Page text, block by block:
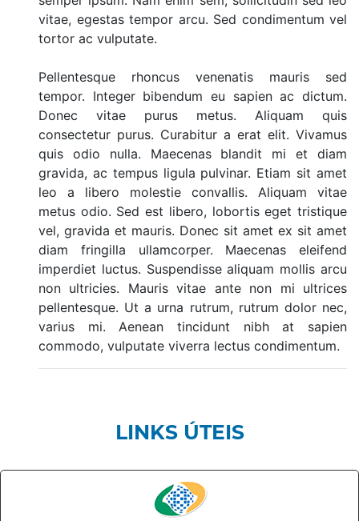
vitae, egestas tempor arcu. Sed condimentum vel
tortor ac vulputate.
Pellentesque rhoncus venenatis mauris sed
tempor. Integer bibendum eu sapien ac dictum.
Donec vitae purus metus. Aliquam quis
consectetur purus. Curabitur a erat elit. Vivamus
quis odio nulla. Maecenas blandit mi et diam
gravida, ac tempus ligula pulvinar. Etiam sit amet
leo a libero molestie convallis. Aliquam vitae
metus odio. Sed est libero, lobortis eget tristique
vel, gravida et mauris. Donec sit amet ex sit amet
diam fringilla ullamcorper. Maecenas eleifend
imperdiet luctus. Suspendisse aliquam mollis arcu
non ultricies. Mauris vitae ante non mi ultrices
pellentesque. Ut a urna rutrum, rutrum dolor nec,
varius mi. Aenean tincidunt nibh at sapien
commodo, vulputate viverra lectus condimentum.
LINKS ÚTEIS